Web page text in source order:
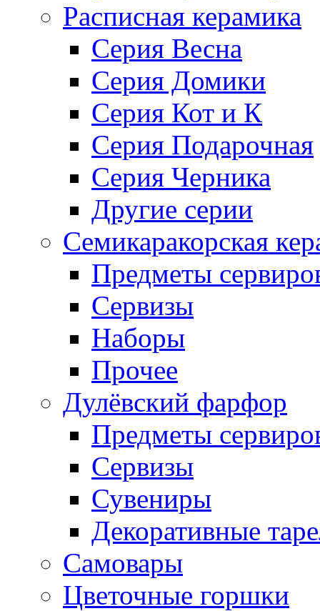
Расписная керамика
Серия Весна
Серия Домики
Серия Кот и К
Серия Подарочная
Серия Черника
Другие серии
Семикаракорская
Предметы
Сервизы
Наборы
Прочее
Дулёвский фарфор
Предметы
Сервизы
Сувениры
Декоративные
Самовары
Цветочные горшки